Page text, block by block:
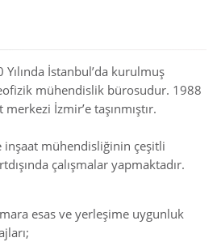
İstanbul’da kurulmuş
mühendislik bürosudur. 1988
İzmir’e taşınmıştır.
mühendisliğinin çeşitli
çalışmalar yapmaktadır.
esas ve yerleşime uygunluk